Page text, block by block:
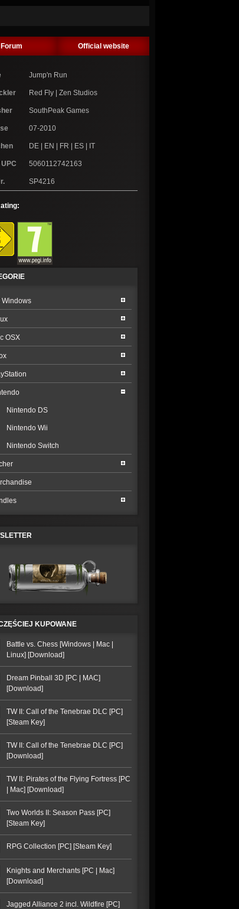
Forum Official website
Jump'n Run
Red Fly | Zen Studios
SouthPeak Games
07-2010
DE | EN | FR | ES | IT
UPC 5060112742163
SP4216
Windows
OSX
Nintendo DS
Nintendo Wii
Nintendo Switch
KUPOWANE
Battle vs. Chess [Windows | Mac |
Linux] [Download]
Dream Pinball 3D [PC | MAC]
[Download]
TW II: Call of the Tenebrae DLC [PC]
[Steam Key]
TW II: Call of the Tenebrae DLC [PC]
[Download]
TW II: Pirates of the Flying Fortress [PC
| Mac] [Download]
Two Worlds II: Season Pass [PC]
[Steam Key]
RPG Collection [PC] [Steam Key]
Knights and Merchants [PC | Mac]
[Download]
Jagged Alliance 2 incl. Wildfire [PC]